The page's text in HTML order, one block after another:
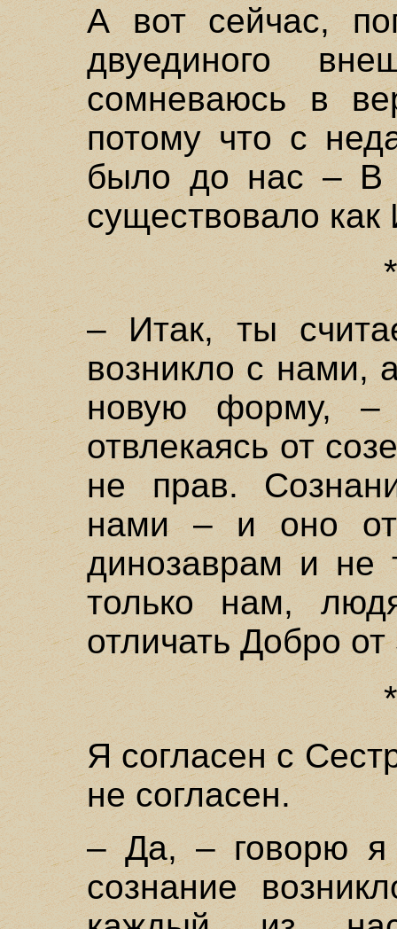
А вот сейчас,
двуединого
сомневаюсь в
потому что с
было до нас –
существовало как
– Итак, ты
возникло с нами,
новую форму, –
отвлекаясь от
не прав.
нами – и оно
динозаврам и не
только нам,
отличать Добро
Я согласен с
не согласен.
– Да, – говорю я
сознание